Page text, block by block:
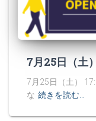
7月25日（土
7月25日（土）
な 続きを読む…